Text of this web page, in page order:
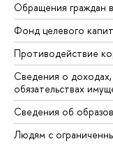
Обращения
Фонд целевого
Противодействие
Сведения о
обязательствах
Сведения об
Людям с